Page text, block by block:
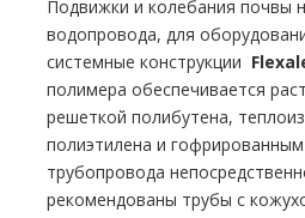
Подвижки и колебания почвы
водопровода, для
системные конструкции
полимера обеспечивается
решеткой полибутена,
полиэтилена и
тpубопровода
рекомендованы тpубы с